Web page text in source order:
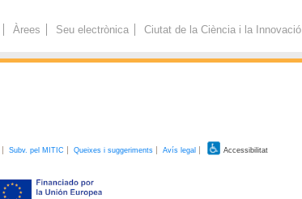
Àrees Seu electrònica Ciutat de la Ciència i la Innovació
Subv. pel MITIC Queixes i suggeriments Avís legal Accessibilitat